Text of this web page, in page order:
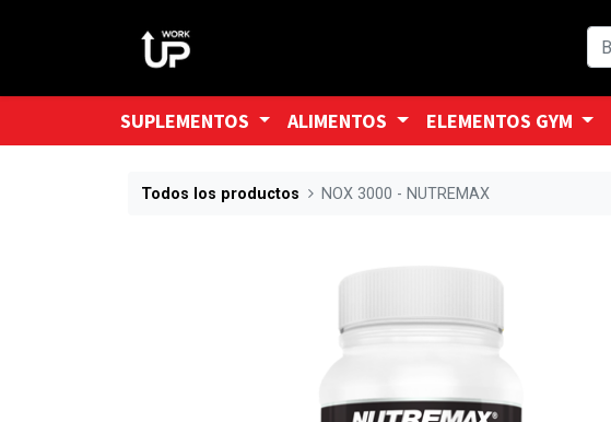
SUPLEMENTOS ALIMENTOS ELEMENTOS GYM
Todos los productos NOX 3000 - NUTREMAX